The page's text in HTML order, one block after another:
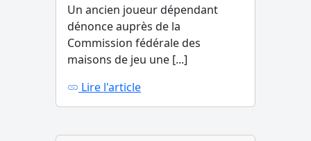
Un ancien joueur dépendant
dénonce auprès de la
Commission fédérale des
maisons de jeu une [...]
Lire l'article